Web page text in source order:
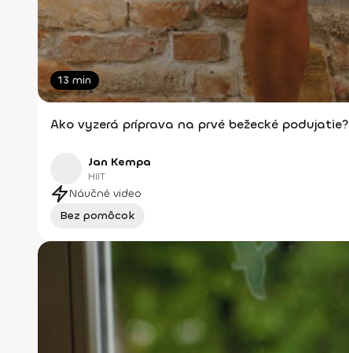
13 min
Ako vyzerá príprava na prvé bežecké podujatie?
Jan Kempa
HIIT
Náučné video
Bez pomôcok